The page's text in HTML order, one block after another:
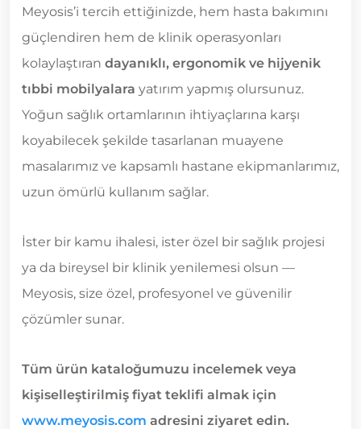
Meyosis’i tercih ettiğinizde, hem hasta bakımını
güçlendiren hem de klinik operasyonları
kolaylaştıran dayanıklı, ergonomik ve hijyenik
tıbbi mobilyalara yatırım yapmış olursunuz.
Yoğun sağlık ortamlarının ihtiyaçlarına karşı
koyabilecek şekilde tasarlanan muayene
masalarımız ve kapsamlı hastane ekipmanlarımız,
uzun ömürlü kullanım sağlar.
İster bir kamu ihalesi, ister özel bir sağlık projesi
ya da bireysel bir klinik yenilemesi olsun —
Meyosis, size özel, profesyonel ve güvenilir
çözümler sunar.
Tüm ürün kataloğumuzu incelemek veya
kişiselleştirilmiş fiyat teklifi almak için
www.meyosis.com adresini ziyaret edin.